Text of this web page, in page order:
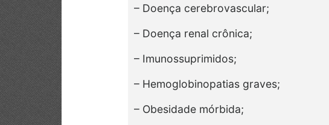
– Doença cerebrovascular;
– Doença renal crônica;
– Imunossuprimidos;
– Hemoglobinopatias graves;
– Obesidade mórbida;